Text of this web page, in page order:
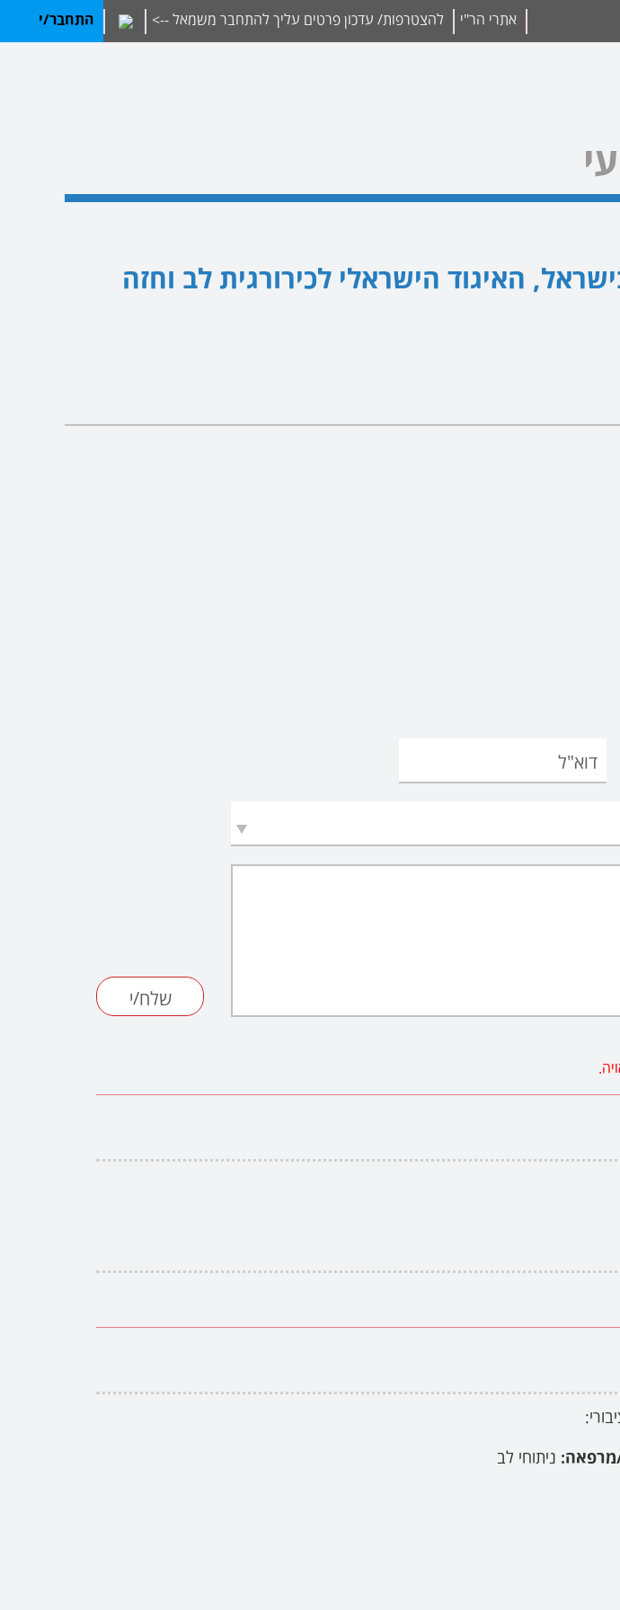
אתרי הר"י להצטרפות/ עדכון פרטים עליך להתחבר משמאל --> התחבר/י
האיגוד הישראלי לכירורגית לב וחזה
ניתוחי לב